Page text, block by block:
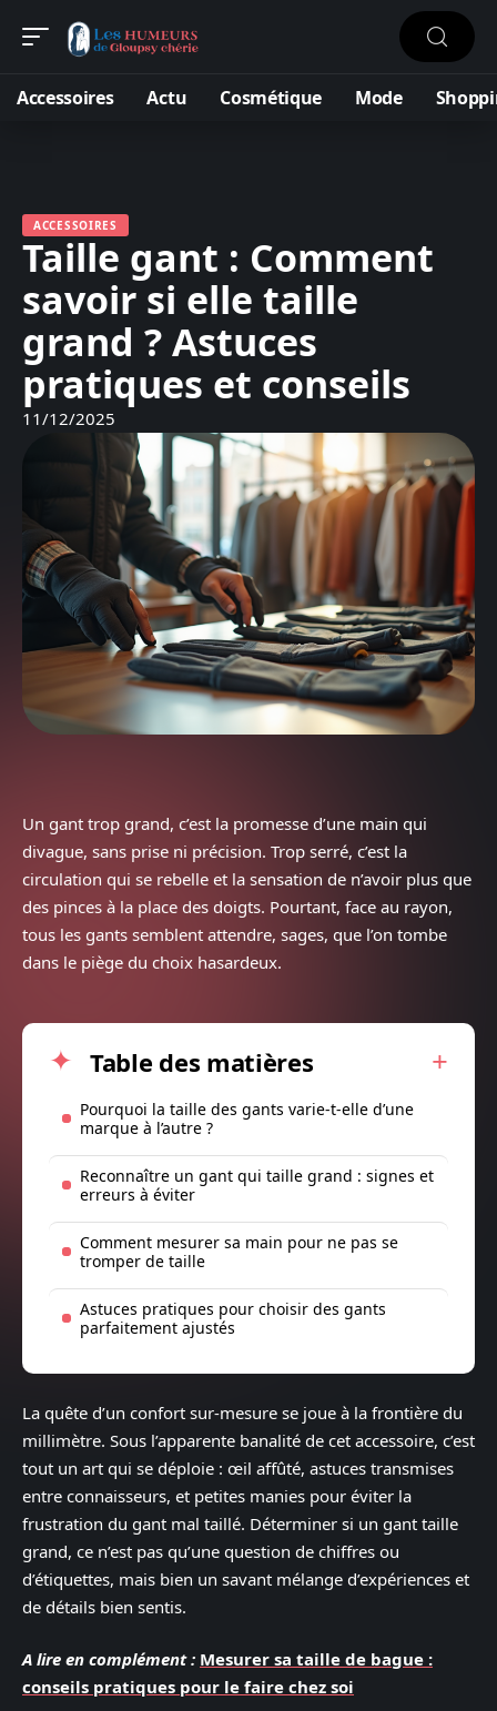
Accessoires Actu Cosmétique Mode
ACCESSOIRES
Taille gant : Comment
savoir si elle taille
grand ? Astuces
pratiques et conseils
11/12/2025
Un gant trop grand, c’est la promesse d’une main qui
divague, sans prise ni précision. Trop serré, c’est la
circulation qui se rebelle et la sensation de n’avoir plus que
des pinces à la place des doigts. Pourtant, face au rayon,
tous les gants semblent attendre, sages, que l’on tombe
dans le piège du choix hasardeux.
Table des matières
Pourquoi la taille des gants varie-t-elle d’une
marque à l’autre ?
Reconnaître un gant qui taille grand : signes et
erreurs à éviter
Comment mesurer sa main pour ne pas se
tromper de taille
Astuces pratiques pour choisir des gants
parfaitement ajustés
La quête d’un confort sur-mesure se joue à la frontière du
millimètre. Sous l’apparente banalité de cet accessoire, c’est
tout un art qui se déploie : œil affûté, astuces transmises
entre connaisseurs, et petites manies pour éviter la
frustration du gant mal taillé. Déterminer si un gant taille
grand, ce n’est pas qu’une question de chiffres ou
d’étiquettes, mais bien un savant mélange d’expériences et
de détails bien sentis.
A lire en complément : Mesurer sa taille de bague :
conseils pratiques pour le faire chez soi